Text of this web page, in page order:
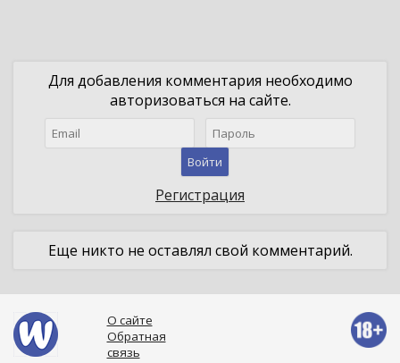
Для добавления комментария необходимо
авторизоваться на сайте.
Войти
Регистрация
Еще никто не оставлял свой комментарий.
О сайте
Обратная
связь